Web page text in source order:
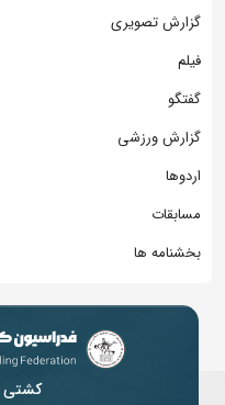
گزارش تصویری
فیلم
گفتگو
گزارش ورزشی
اردوها
مسابقات
بخشنامه ها
کشتی